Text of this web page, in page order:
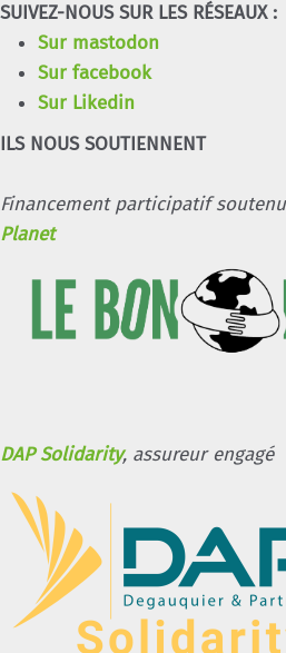
SUIVEZ-NOUS SUR LES RÉSEAUX :
Sur mastodon
Sur facebook
Sur Likedin
ILS NOUS SOUTIENNENT
Financement participatif
Planet
DAP Solidarity, assureur engagé